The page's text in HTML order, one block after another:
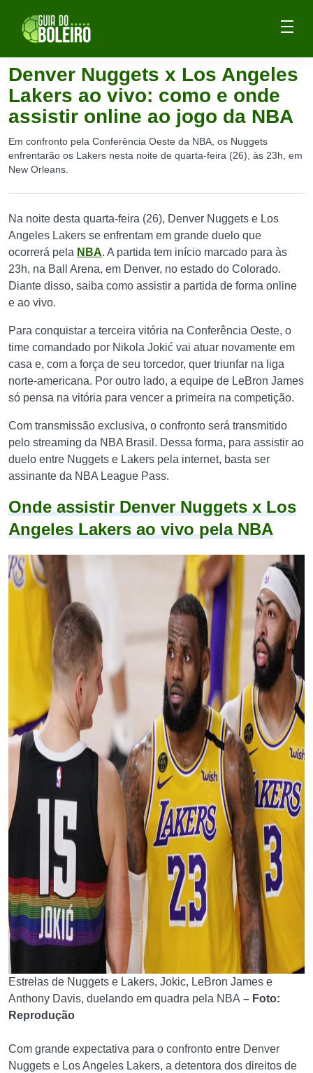
Denver Nuggets x Los Angeles
Lakers ao vivo: como e onde
assistir online ao jogo da NBA
Em confronto pela Conferência Oeste da NBA, os Nuggets
enfrentarão os Lakers nesta noite de quarta-feira (26), às 23h, em
New Orleans.
Na noite desta quarta-feira (26), Denver Nuggets e Los
Angeles Lakers se enfrentam em grande duelo que
ocorrerá pela NBA. A partida tem início marcado para às
23h, na Ball Arena, em Denver, no estado do Colorado.
Diante disso, saiba como assistir a partida de forma online
e ao vivo.
Para conquistar a terceira vitória na Conferência Oeste, o
time comandado por Nikola Jokić vai atuar novamente em
casa e, com a força de seu torcedor, quer triunfar na liga
norte-americana. Por outro lado, a equipe de LeBron James
só pensa na vitória para vencer a primeira na competição.
Com transmissão exclusiva, o confronto será transmitido
pelo streaming da NBA Brasil. Dessa forma, para assistir ao
duelo entre Nuggets e Lakers pela internet, basta ser
assinante da NBA League Pass.
Onde assistir Denver Nuggets x Los
Angeles Lakers ao vivo pela NBA
Estrelas de Nuggets e Lakers, Jokic, LeBron James e
Anthony Davis, duelando em quadra pela NBA – Foto:
Reprodução
Com grande expectativa para o confronto entre Denver
Nuggets e Los Angeles Lakers, a detentora dos direitos de